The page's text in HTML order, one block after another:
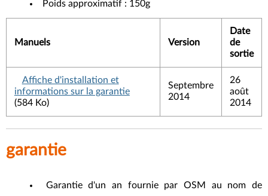
Poids approximatif : 150g
Manuels Version
Date
de
sortie
Affiche d'installation et
informations sur la garantie
(584 Ko)
Septembre
2014
26
août
2014
garantie
Garantie d'un an fournie par OSM au nom de